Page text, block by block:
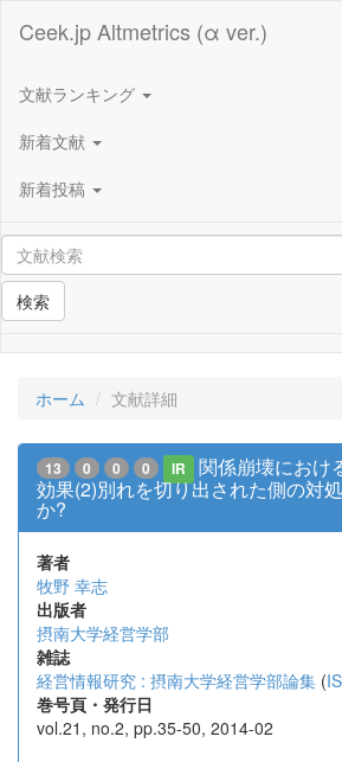
Ceek.jp Altmetrics (α ver.)
文献ランキング
新着文献
新着投稿
検索
ホーム 文献詳細
13 0 0 0 IR
関係崩壊におけ
効果(2)別れを切り出された側の対
か?
著者
牧野 幸志
出版者
摂南大学経営学部
雑誌
経営情報研究 : 摂南大学経営学部論集 (
巻号頁・発行日
vol.21, no.2, pp.35-50, 2014-02